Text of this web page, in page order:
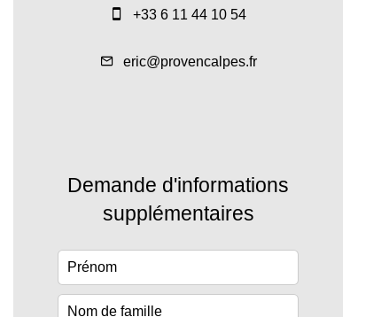
+33 6 11 44 10 54
eric@provencalpes.fr
Demande d'informations
supplémentaires